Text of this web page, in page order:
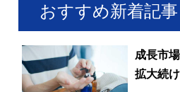
おすすめ新着記事
成長市
拡大続